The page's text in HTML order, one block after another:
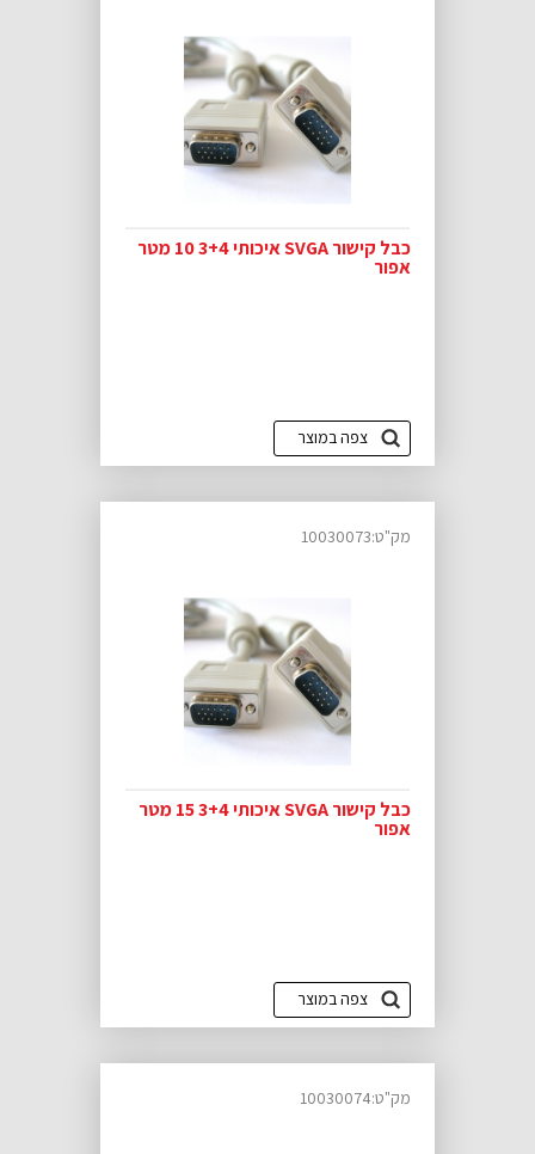
כבל קישור SVGA איכותי 3+4 10 מטר
אפור
צפה במוצר
כבל קישור SVGA איכותי 3+4 15 מטר
אפור
צפה במוצר
מק"ט:10030073
מק"ט:10030074